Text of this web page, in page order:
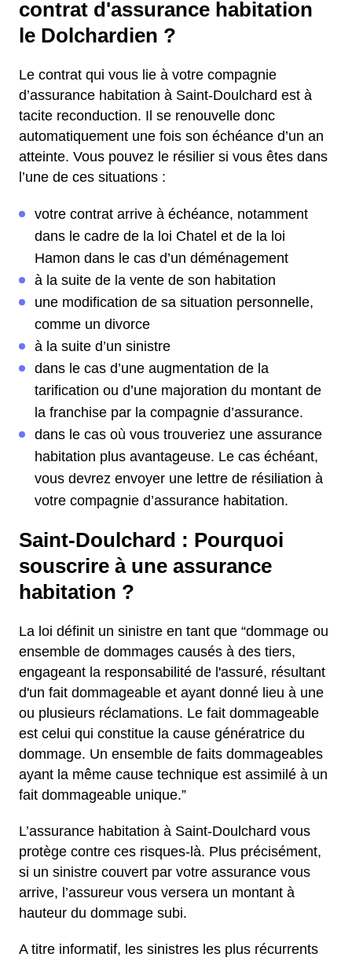
contrat d'assurance habitation
le Dolchardien ?
Le contrat qui vous lie à votre compagnie
d’assurance habitation à Saint-Doulchard est à
tacite reconduction. Il se renouvelle donc
automatiquement une fois son échéance d’un an
atteinte. Vous pouvez le résilier si vous êtes dans
l’une de ces situations :
votre contrat arrive à échéance, notamment
dans le cadre de la loi Chatel et de la loi
Hamon dans le cas d’un déménagement
à la suite de la vente de son habitation
une modification de sa situation personnelle,
comme un divorce
à la suite d’un sinistre
dans le cas d’une augmentation de la
tarification ou d’une majoration du montant de
la franchise par la compagnie d’assurance.
dans le cas où vous trouveriez une assurance
habitation plus avantageuse. Le cas échéant,
vous devrez envoyer une lettre de résiliation à
votre compagnie d’assurance habitation.
Saint-Doulchard : Pourquoi
souscrire à une assurance
habitation ?
La loi définit un sinistre en tant que “dommage ou
ensemble de dommages causés à des tiers,
engageant la responsabilité de l'assuré, résultant
d'un fait dommageable et ayant donné lieu à une
ou plusieurs réclamations. Le fait dommageable
est celui qui constitue la cause génératrice du
dommage. Un ensemble de faits dommageables
ayant la même cause technique est assimilé à un
fait dommageable unique.”
L’assurance habitation à Saint-Doulchard vous
protège contre ces risques-là. Plus précisément,
si un sinistre couvert par votre assurance vous
arrive, l’assureur vous versera un montant à
hauteur du dommage subi.
A titre informatif, les sinistres les plus récurrents